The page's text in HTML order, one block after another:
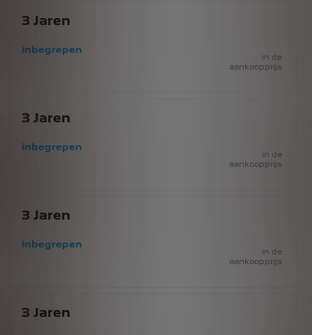
3 Jaren
inbegrepen
in de
aankoopprijs
3 Jaren
inbegrepen
in de
aankoopprijs
3 Jaren
inbegrepen
in de
aankoopprijs
3 Jaren